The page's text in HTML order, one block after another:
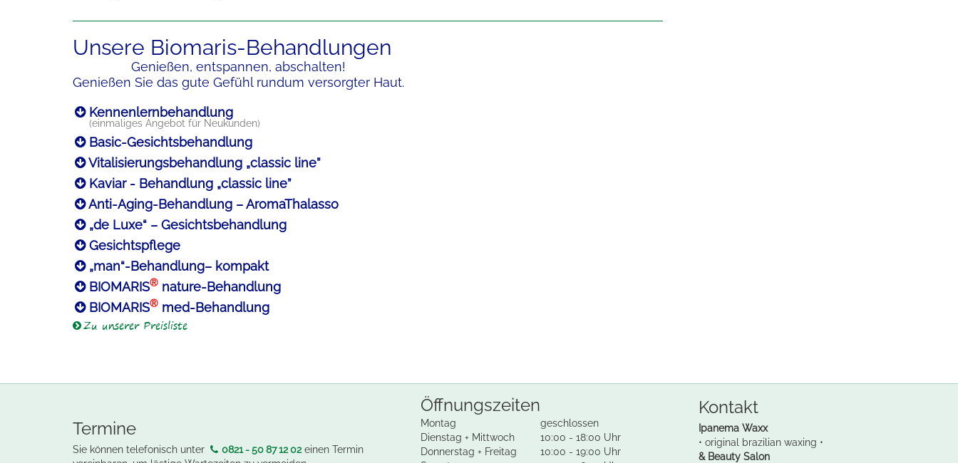
Unsere Biomaris-Behandlungen
Genießen, entspannen, abschalten!
Genießen Sie das gute Gefühl rundum versorgter Haut.
Kennenlernbehandlung
(einmaliges Angebot für Neukunden)
Basic-Gesichtsbehandlung
Vitalisierungsbehandlung „classic line”
Kaviar - Behandlung „classic line”
Anti-Aging-Behandlung – AromaThalasso
„de Luxe“ – Gesichtsbehandlung
Gesichtspflege
„man“-Behandlung– kompakt
BIOMARIS® nature-Behandlung
BIOMARIS® med-Behandlung
Zu unserer Preisliste
Termine
Sie können telefonisch unter 0821 - 50 87 12 02einen Termin
Öffnungszeiten
Montag
geschlossen
Dienstag + Mittwoch
10:00 - 18:00 Uhr
Donnerstag + Freitag
10:00 - 19:00 Uhr
Kontakt
Ipanema Waxx
• original brazilian waxing •
& Beauty Salon